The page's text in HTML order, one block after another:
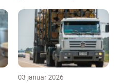
03 januar 2026